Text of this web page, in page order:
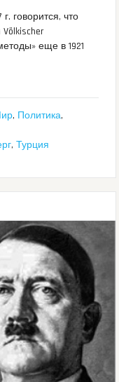
говорится, что
еще в 1921
, Политика,
, Турция